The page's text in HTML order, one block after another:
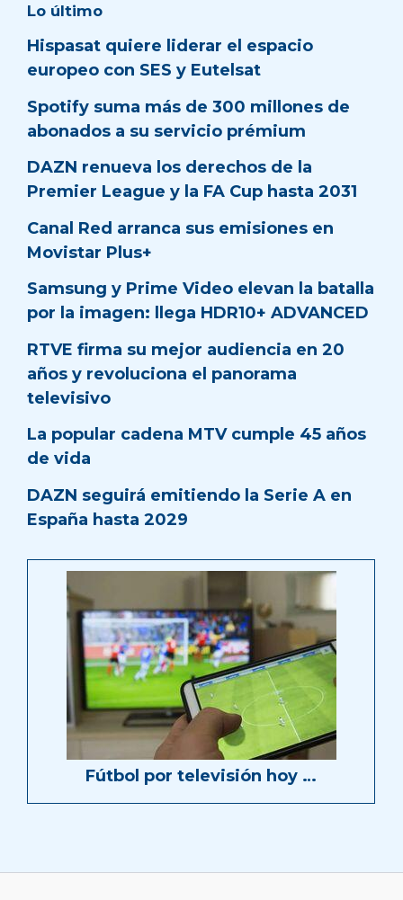
Lo último
Hispasat quiere liderar el espacio
europeo con SES y Eutelsat
Spotify suma más de 300 millones de
abonados a su servicio prémium
DAZN renueva los derechos de la
Premier League y la FA Cup hasta 2031
Canal Red arranca sus emisiones en
Movistar Plus+
Samsung y Prime Video elevan la batalla
por la imagen: llega HDR10+ ADVANCED
RTVE firma su mejor audiencia en 20
años y revoluciona el panorama
televisivo
La popular cadena MTV cumple 45 años
de vida
DAZN seguirá emitiendo la Serie A en
España hasta 2029
Fútbol por televisión hoy …